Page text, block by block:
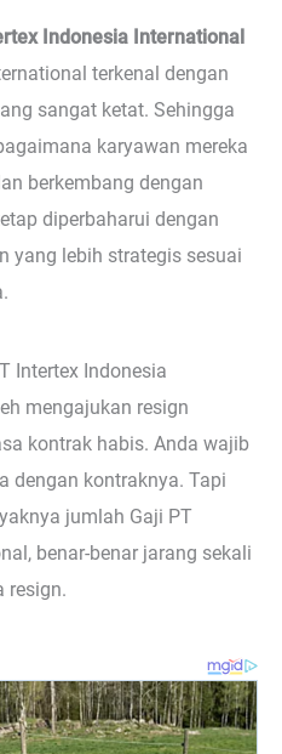
Indonesia International
terkenal dengan
sangat ketat. Sehingga
karyawan mereka
berkembang dengan
diperbaharui dengan
yang lebih strategis sesuai
Intertex Indonesia
mengajukan resign
kontrak habis. Anda wajib
dengan kontraknya. Tapi
jumlah Gaji PT
benar-benar jarang sekali
resign.